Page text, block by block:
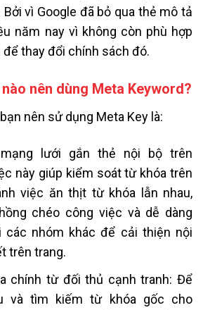
vì Google đã bỏ qua thẻ mô tả
năm nay vì không còn phù hợp
để thay đổi chính sách đó.
nên dùng Meta Keyword?
nên sử dụng Meta Key là:
lưới gắn thẻ nội bộ trên
này giúp kiểm soát từ khóa trên
việc ăn thịt từ khóa lẫn nhau,
chéo công việc và dễ dàng
các nhóm khác để cải thiện nội
trên trang.
chính từ đối thủ cạnh tranh: Để
và tìm kiếm từ khóa gốc cho